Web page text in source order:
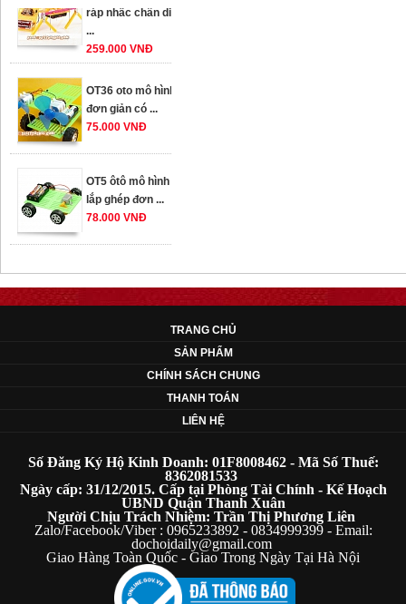
ráp nhấc chân di
259.000 VNĐ
OT36 oto mô hình
đơn giản có ...
75.000 VNĐ
OT5 ôtô mô hình
lắp ghép đơn ...
78.000 VNĐ
đơn giản cho ...
352.000 VNĐ
OT35 robot lắp
ráp nhấc chân di
OT36 oto mô hình
đơn giản có ...
75.000 VNĐ
OT5 ôtô mô hình
lắp ghép đơn ...
78.000 VNĐ
TRANG CHỦ
SẢN PHẨM
CHÍNH SÁCH CHUNG
THANH TOÁN
LIÊN HỆ
Số Đăng Ký Hộ Kinh Doanh: 01F8008462 - Mã Số Thuế:
8362081533
Ngày cấp: 31/12/2015. Cấp tại Phòng Tài Chính - Kế Hoạch
UBND Quận Thanh Xuân
Người Chịu Trách Nhiệm: Trần Thị Phương Liên
Zalo/Facebook/Viber : 0965233892 - 0834999399 - Email:
dochoidaily@gmail.com
Giao Hàng Toàn Quốc - Giao Trong Ngày Tại Hà Nội